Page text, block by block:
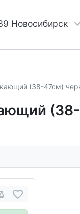
Новосибирск
(38-47см)